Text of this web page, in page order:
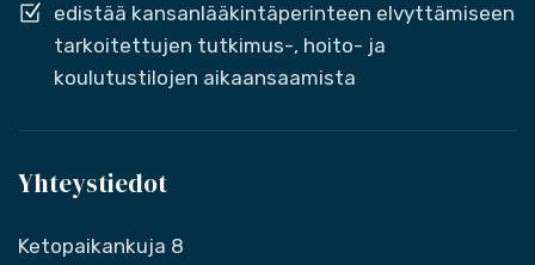
edistää kansanlääkintäperinteen elvyttämiseen
tarkoitettujen tutkimus-, hoito- ja
koulutustilojen aikaansaamista
Yhteystiedot
Ketopaikankuja 8